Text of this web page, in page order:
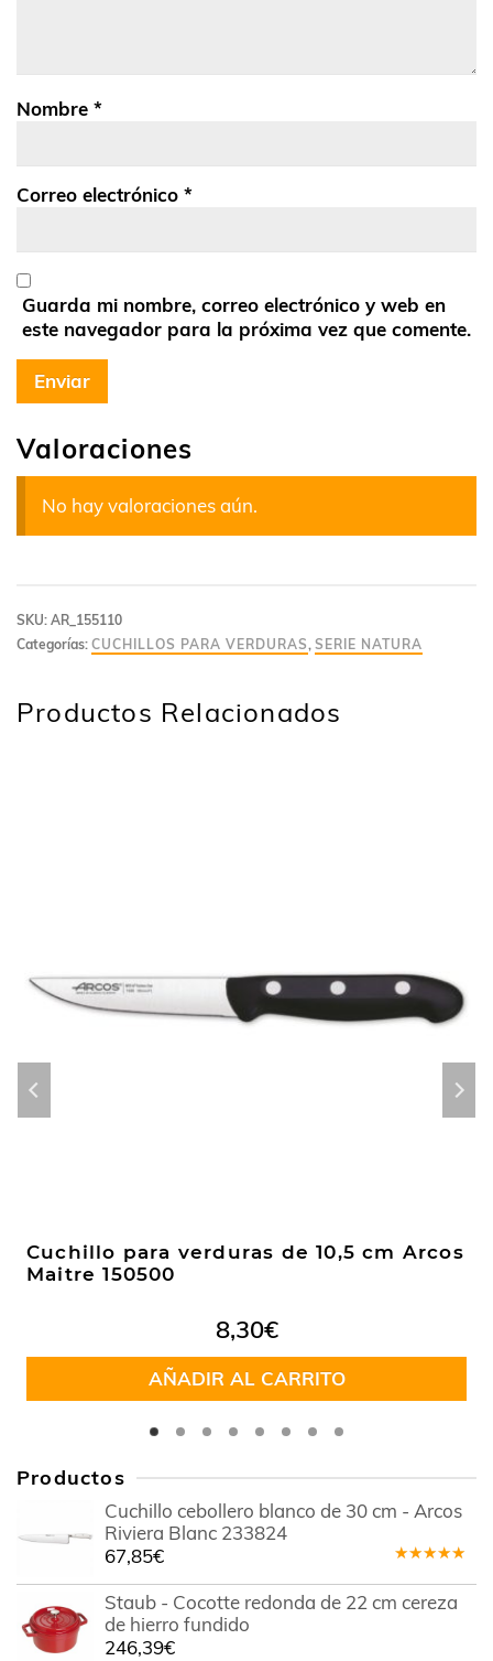
Valoraciones
No hay valoraciones aún.
Nombre *
Correo electrónico *
Guarda mi nombre, correo electrónico y web en
este navegador para la próxima vez que comente.
SKU: AR_155110
Categorías: CUCHILLOS PARA VERDURAS, SERIE NATURA
Productos Relacionados
Cuchillo para verduras de 10,5 cm Arcos
Maitre 150500
8,30€
AÑADIR AL CARRITO
Productos
Cuchillo cebollero blanco de 30 cm - Arcos
Riviera Blanc 233824
en5.00de
5
67,85€
Staub - Cocotte redonda de 22 cm cereza
de hierro fundido
246,39€